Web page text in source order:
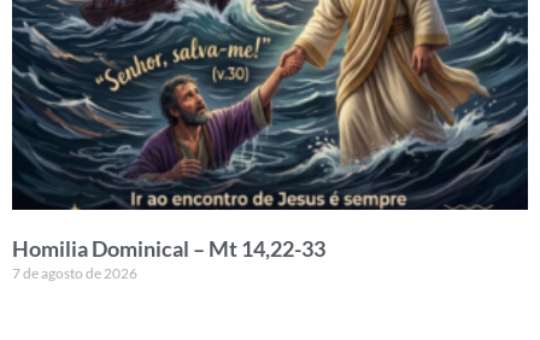
Homilia Dominical – Mt 14,22-33
7 de agosto de 2026